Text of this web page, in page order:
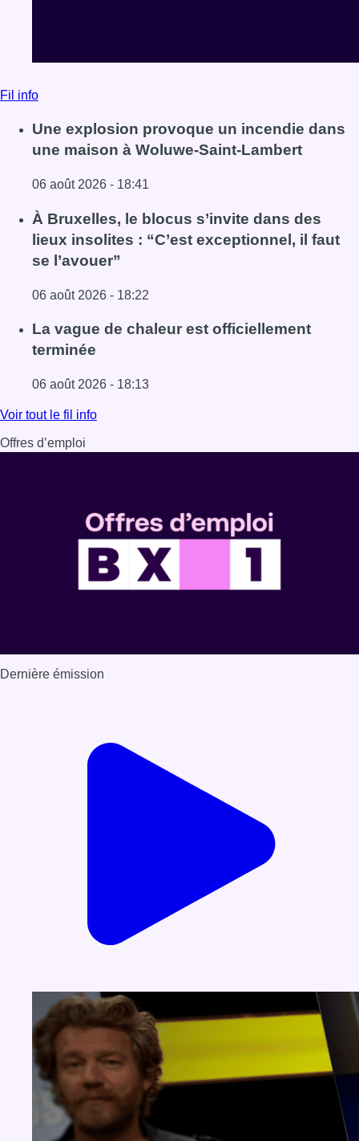
Fil info
Une explosion provoque un incendie dans
une maison à Woluwe-Saint-Lambert
06 août 2026 - 18:41
Lire l'article Une explosion provoque un incendie dans
À Bruxelles, le blocus s’invite dans des
lieux insolites : “C’est exceptionnel, il faut
se l’avouer”
06 août 2026 - 18:22
Lire l'article À Bruxelles, le blocus s’invite dans des lieux
La vague de chaleur est officiellement
terminée
06 août 2026 - 18:13
Lire l'article La vague de chaleur est officiellement
Voir tout le fil info
Offres d’emploi
Dernière émission